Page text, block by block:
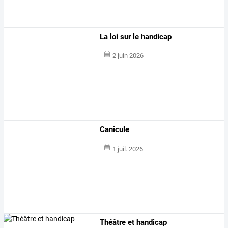
La loi sur le handicap
2 juin 2026
Canicule
1 juil. 2026
Théâtre et handicap